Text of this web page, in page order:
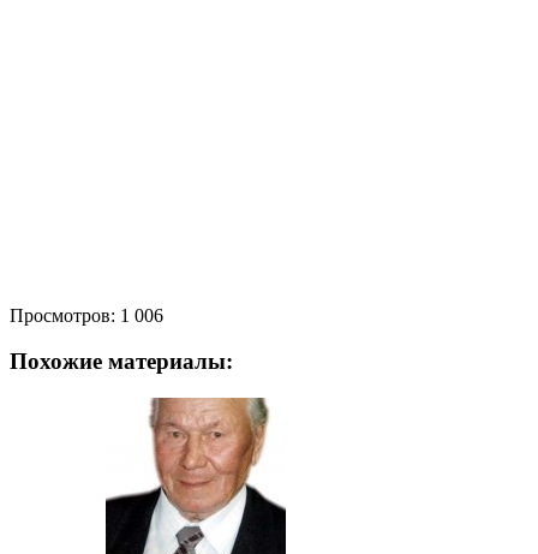
Просмотров: 1 006
Похожие материалы: